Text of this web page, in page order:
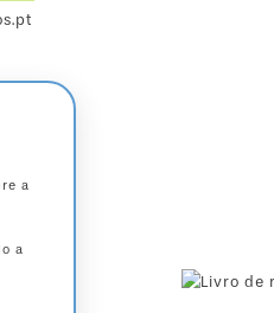
a
a